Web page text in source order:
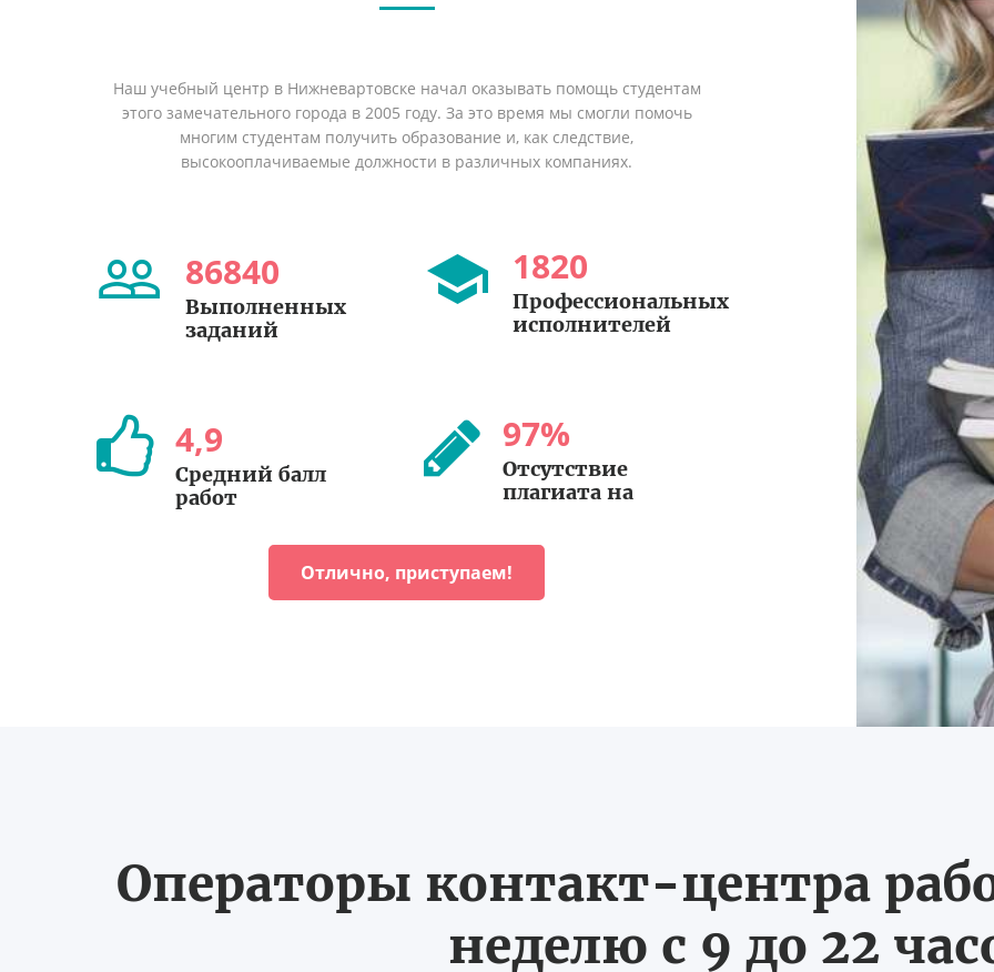
Наш учебный центр в Нижневартовске начал оказывать помощь студентам
этого замечательного города в 2005 году. За это время мы смогли помочь
многим студентам получить образование и, как следствие,
высокооплачиваемые должности в различных компаниях.
86840
Выполненных
заданий
1820
Профессиональных
исполнителей
4,9
Средний балл
работ
97%
Отсутствие
плагиата на
Отлично, приступаем!
Операторы контакт-центра
неделю с 9 до 22